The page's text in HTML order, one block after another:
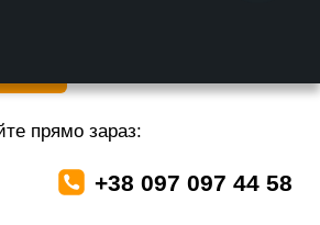
прямо зараз:
+38 097 097 44 58